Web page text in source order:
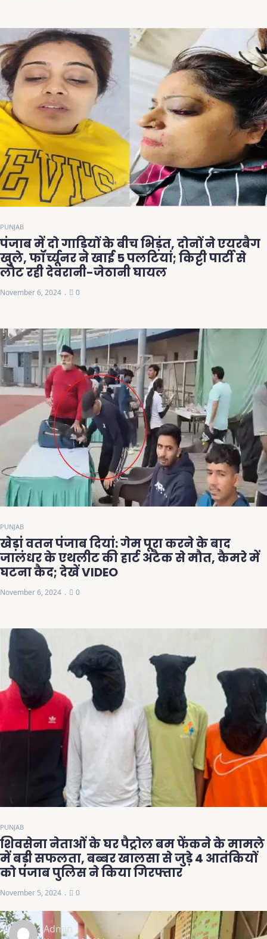
PUNJAB
पंजाब में दो गाड़ियों के बीच भिड़ंत, दोनों ने एयरबैग
खुले, फॉर्च्यूनर ने खाई 5 पलटियां; किट्टी पार्टी से
लौट रही देवरानी-जेठानी घायल
November 6, 2024 0
PUNJAB
खेड़ां वतन पंजाब दियां: गेम पूरा करने के बाद
जालंधर के एथलीट की हार्ट अटैक से मौत, कैमरे में
घटना कैद; देखें VIDEO
November 6, 2024 0
PUNJAB
शिवसेना नेताओं के घर पैट्रोल बम फेंकने के मामले
में बड़ी सफलता, बब्बर खालसा से जुड़े 4 आतंकियों
को पंजाब पुलिस ने किया गिरफ्तार
November 5, 2024 0
Admin